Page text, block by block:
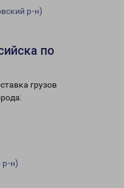
р-н)
по
грузов
р-н)